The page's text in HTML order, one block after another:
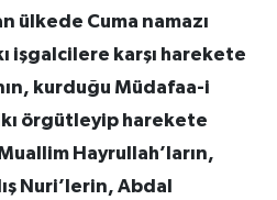
ülkede Cuma namazı
işgalcilere karşı harekete
kurduğu Müdafaa-i
örgütleyip harekete
Hayrullah’ların,
Nuri’lerin, Abdal